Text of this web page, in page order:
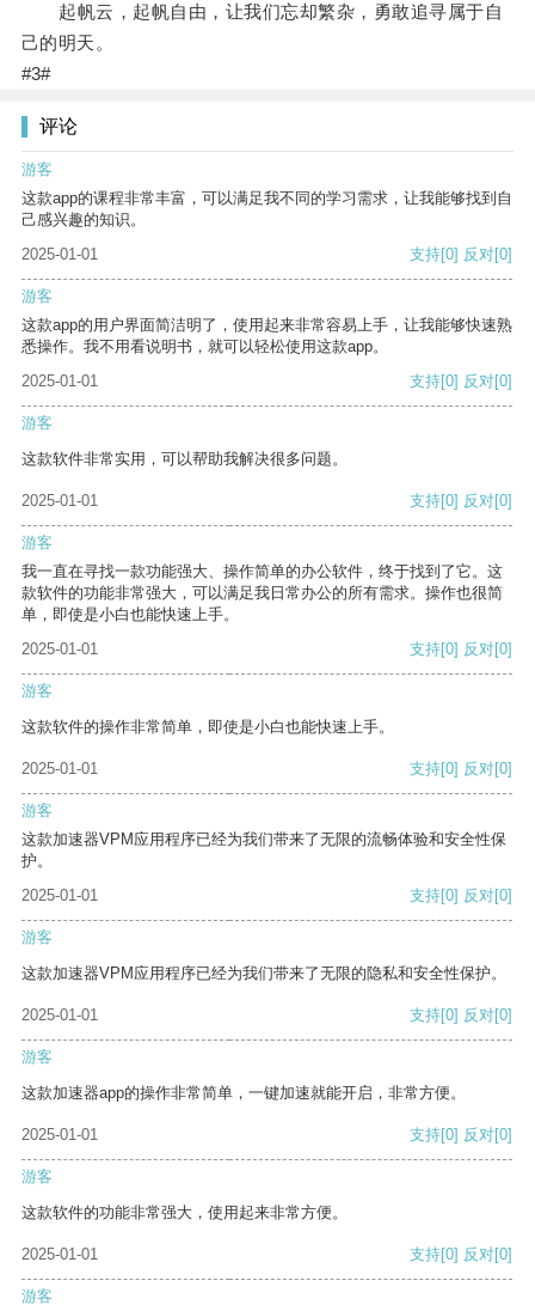
起帆云，起帆自由，让我们忘却繁杂，勇敢追寻属于自
己的明天。
#3#
评论
游客
这款app的课程非常丰富，可以满足我不同的学习需求，让我能够找到自
己感兴趣的知识。
2025-01-01
支持[0] 反对[0]
游客
这款app的用户界面简洁明了，使用起来非常容易上手，让我能够快速熟
悉操作。我不用看说明书，就可以轻松使用这款app。
2025-01-01
支持[0] 反对[0]
游客
这款软件非常实用，可以帮助我解决很多问题。
2025-01-01 支持[0] 反对[0]
游客
我一直在寻找一款功能强大、操作简单的办公软件，终于找到了它。这
款软件的功能非常强大，可以满足我日常办公的所有需求。操作也很简
单，即使是小白也能快速上手。
2025-01-01
支持[0] 反对[0]
游客
这款软件的操作非常简单，即使是小白也能快速上手。
2025-01-01 支持[0] 反对[0]
游客
这款加速器VPM应用程序已经为我们带来了无限的流畅体验和安全性保
护。
2025-01-01
支持[0] 反对[0]
游客
这款加速器VPM应用程序已经为我们带来了无限的隐私和安全性保护。
2025-01-01 支持[0] 反对[0]
游客
这款加速器app的操作非常简单，一键加速就能开启，非常方便。
2025-01-01 支持[0] 反对[0]
游客
这款软件的功能非常强大，使用起来非常方便。
2025-01-01 支持[0] 反对[0]
游客